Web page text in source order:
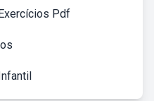
Pdf